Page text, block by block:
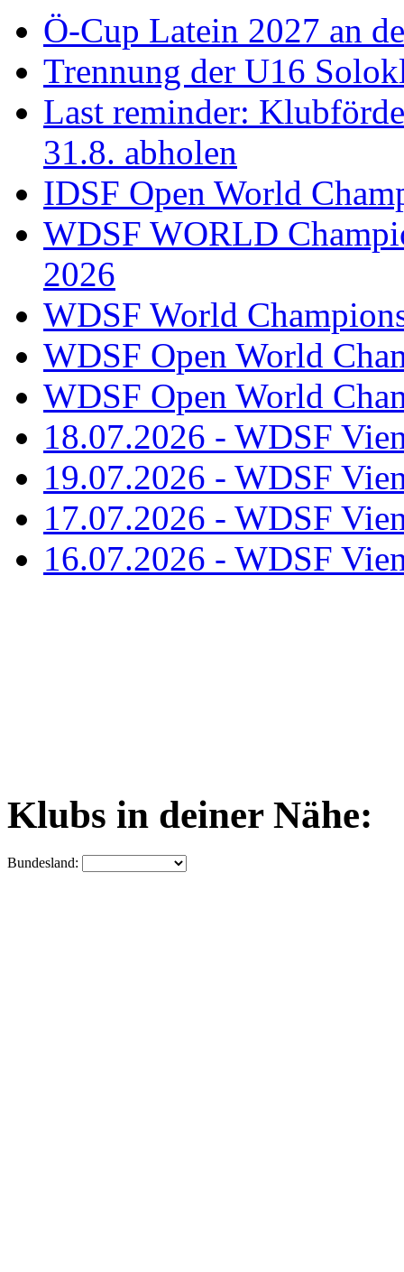
Ö-Cup Latein 2027 an
Trennung der U16
Last reminder:
31.8. abholen
IDSF Open World
WDSF WORLD
2026
WDSF World
WDSF Open World
WDSF Open World
18.07.2026 - WDSF
19.07.2026 - WDSF
17.07.2026 - WDSF
16.07.2026 - WDSF
Klubs in deiner Nähe:
Bundesland: